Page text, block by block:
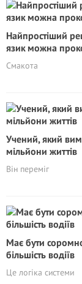
Найпростіший
язик можна
Смакота
Учений, який
мільйони життів
Він переміг
Має бути
більшість водіїв
Це логіка системи